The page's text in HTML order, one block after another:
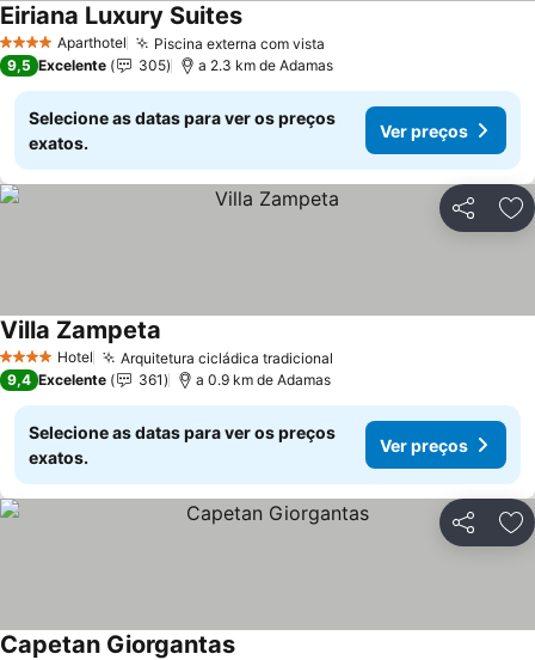
4 EstrelasAparthotel Piscina externa com vista
Eiriana Luxury Suites
9,5 Excelente 305 a 2.3 km de Adamas
Selecione as datas para ver os preços
exatos.
Ver preços
Partilhar
4 EstrelasHotel Arquitetura cicládica tradicional
Villa Zampeta
9,4 Excelente 361 a 0.9 km de Adamas
Selecione as datas para ver os preços
exatos.
Ver preços
Partilhar
Capetan Giorgantas